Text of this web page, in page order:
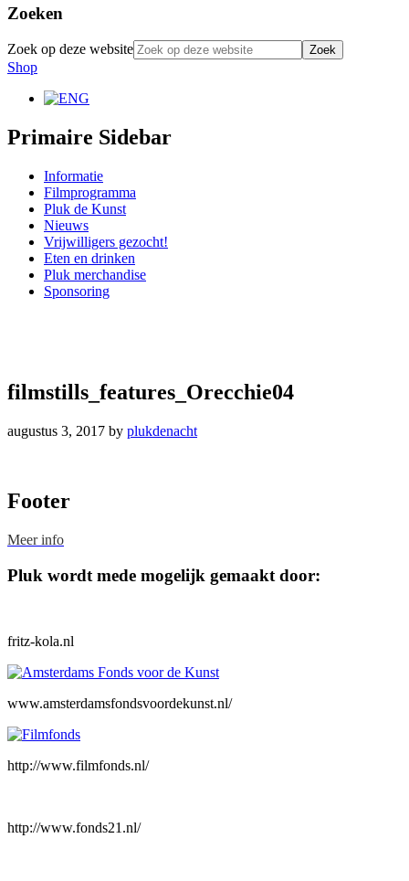
Zoeken
Zoek op deze website
Shop
Primaire Sidebar
Informatie
Filmprogramma
Pluk de Kunst
Nieuws
Vrijwilligers gezocht!
Eten en drinken
Pluk merchandise
Sponsoring
filmstills_features_Orecchie04
augustus 3, 2017 by plukdenacht
Footer
Meer info
Pluk wordt mede mogelijk gemaakt door:
fritz-kola.nl
www.amsterdamsfondsvoordekunst.nl/
http://www.filmfonds.nl/
http://www.fonds21.nl/